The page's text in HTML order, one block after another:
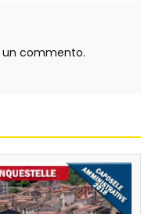
un commento.